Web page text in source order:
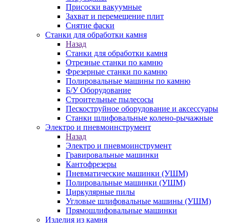
Присоски вакуумные
Захват и перемещение плит
Снятие фаски
Станки для обработки камня
Назад
Станки для обработки камня
Отрезные станки по камню
Фрезерные станки по камню
Полировальные машины по камню
Б/У Оборудование
Строительные пылесосы
Пескоструйное оборудование и аксессуары
Станки шлифовальные колено-рычажные
Электро и пневмоинструмент
Назад
Электро и пневмоинструмент
Гравировальные машинки
Кантофрезеры
Пневматические машинки (УШМ)
Полировальные машинки (УШМ)
Циркулярные пилы
Угловые шлифовальные машины (УШМ)
Прямошлифовальные машинки
Изделия из камня